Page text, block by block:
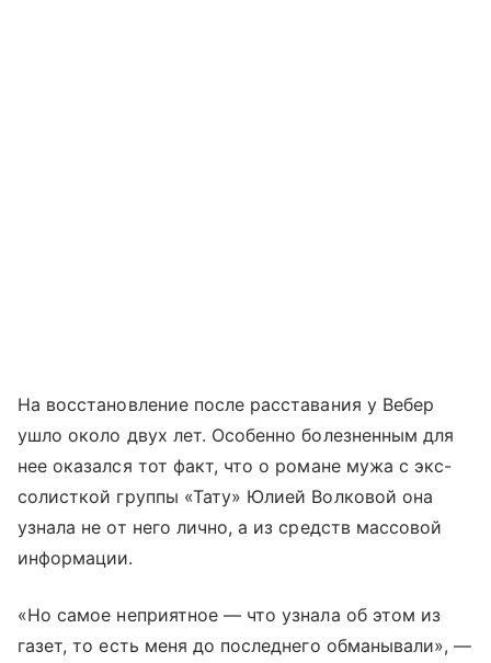
На восстановление после расставания у Вебер
ушло около двух лет. Особенно болезненным для
нее оказался тот факт, что о романе мужа с экс-
солисткой группы «Тату» Юлией Волковой она
узнала не от него лично, а из средств массовой
информации.
«Но самое неприятное — что узнала об этом из
газет, то есть меня до последнего обманывали», —